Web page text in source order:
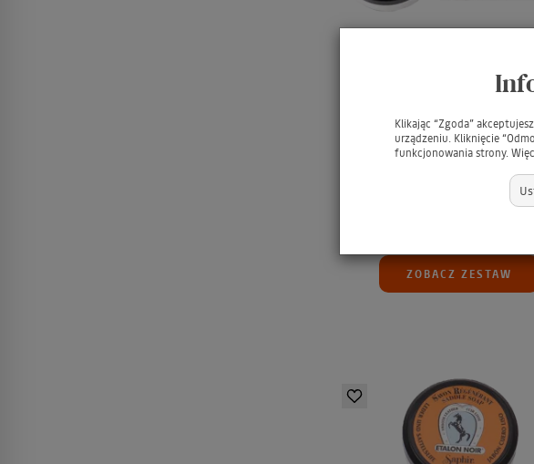
SAPHIR BDC Set 7 Color
/ Koloryzujący zestaw do
skór na rys...
Zestaw do renowacji skór
ZOBACZ ZESTAW
Klikając “Zgoda”
urządzeniu. Kliknięcie
funkcjonowania strony.